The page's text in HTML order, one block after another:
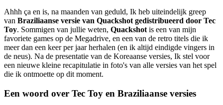
Ahhh ça en is, na maanden van geduld, Ik heb uiteindelijk greep
van Braziliaanse versie van Quackshot gedistribueerd door Tec
Toy. Sommigen van jullie weten, Quackshotis een van mijn
favoriete games op de Megadrive, en een van de retro titels die ik
meer dan een keer per jaar herhalen (en ik altijd eindigde vingers in
de neus). Na de presentatie van de Koreaanse versies, Ik stel voor
een nieuwe kleine recapitulatie in foto's van alle versies van het spel
die ik ontmoette op dit moment.
Een woord over Tec Toy en Braziliaanse versies